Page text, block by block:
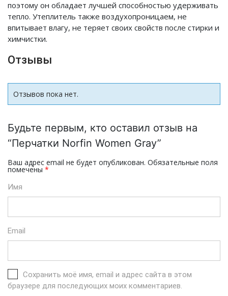
поэтому он обладает лучшей способностью удерживать
тепло. Утеплитель также воздухопроницаем, не
впитывает влагу, не теряет своих свойств после стирки и
химчистки.
Отзывы
Отзывов пока нет.
Будьте первым, кто оставил отзыв на
“Перчатки Norfin Women Gray”
Ваш адрес email не будет опубликован. Обязательные поля
помечены *
Имя
Email
Сохранить моё имя, email и адрес сайта в этом
браузере для последующих моих комментариев.